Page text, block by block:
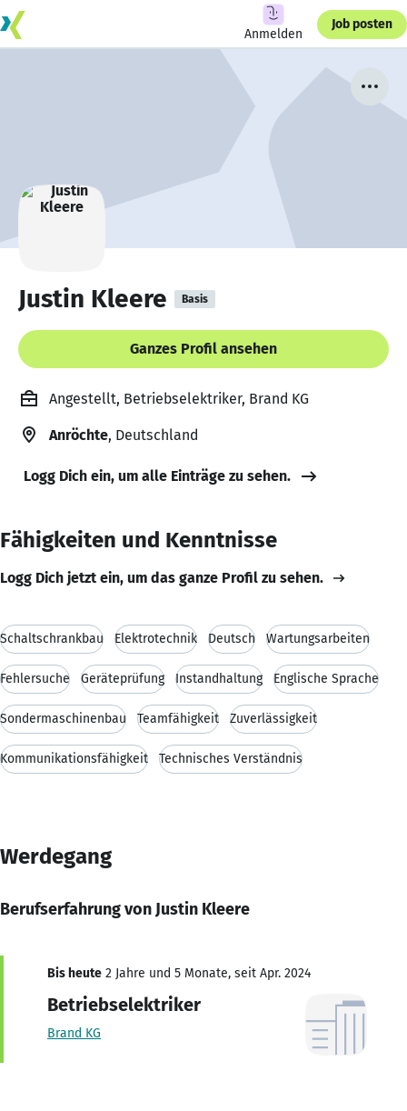
Anmelden
Job posten
Justin Kleere Basis
Ganzes Profil ansehen
Angestellt, Betriebselektriker, Brand KG
Anröchte, Deutschland
Logg Dich ein, um alle Einträge zu sehen.
Fähigkeiten und Kenntnisse
Logg Dich jetzt ein, um das ganze Profil zu sehen.
Schaltschrankbau Elektrotechnik Deutsch Wartungsarbeiten
Fehlersuche Geräteprüfung Instandhaltung Englische Sprache
Sondermaschinenbau Teamfähigkeit Zuverlässigkeit
Kommunikationsfähigkeit Technisches Verständnis
Werdegang
Berufserfahrung von Justin Kleere
Bis heute 2 Jahre und 5 Monate, seit Apr. 2024
Betriebselektriker
Brand KG